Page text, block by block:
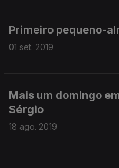
Primeiro pequeno-
01 set. 2019
Mais um domingo
Sérgio
18 ago. 2019